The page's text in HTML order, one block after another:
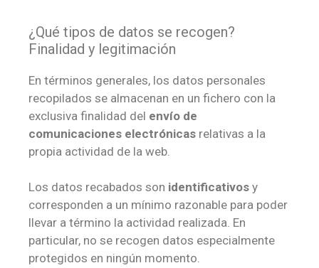
¿Qué tipos de datos se recogen?
Finalidad y legitimación
En términos generales, los datos personales
recopilados se almacenan en un fichero con la
exclusiva finalidad del envío de
comunicaciones electrónicas relativas a la
propia actividad de la web.
Los datos recabados son identificativos y
corresponden a un mínimo razonable para poder
llevar a término la actividad realizada. En
particular, no se recogen datos especialmente
protegidos en ningún momento.